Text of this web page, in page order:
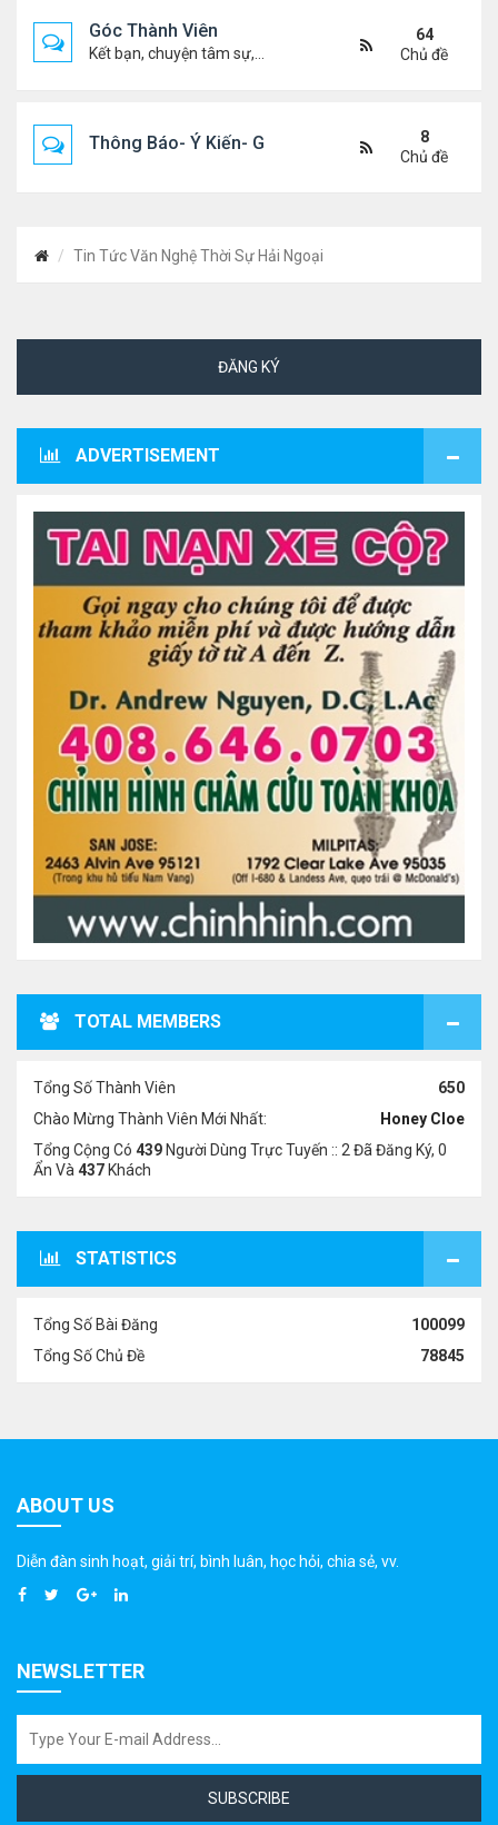
Góc Thành Viên
64
Chủ đề
Thông Báo- Ý Kiến- Góp Ý- Liên Lạc
8
Chủ đề
Tin Tức Văn Nghệ Thời Sự Hải Ngoại
ĐĂNG KÝ
ADVERTISEMENT
TOTAL MEMBERS
Tổng Số Thành Viên
650
Chào Mừng Thành Viên Mới Nhất:
Honey Cloe
Tổng Cộng Có 439 Người Dùng Trực Tuyến :: 2 Đã Đăng Ký, 0
Ẩn Và 437 Khách
STATISTICS
Tổng Số Bài Đăng
100099
Tổng Số Chủ Đề
78845
ABOUT US
Diễn đàn sinh hoạt, giải trí, bình luân, học hỏi, chia sẻ, vv.
NEWSLETTER
SUBSCRIBE